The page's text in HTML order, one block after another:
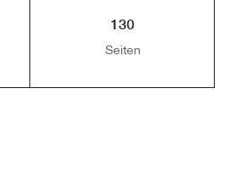
130
Seiten